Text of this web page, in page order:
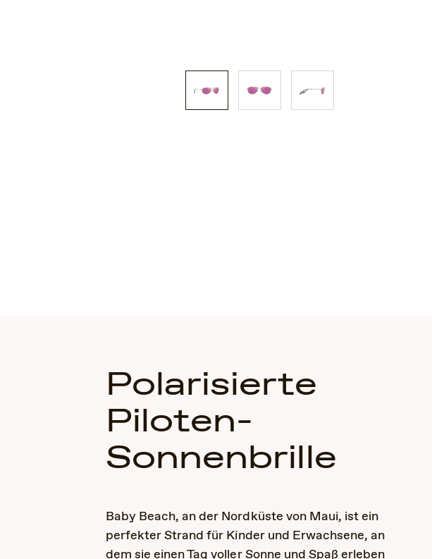
Polarisierte
Piloten-
Sonnenbrille
Baby Beach, an der Nordküste von Maui, ist ein
perfekter Strand für Kinder und Erwachsene, an
dem sie einen Tag voller Sonne und Spaß erleben